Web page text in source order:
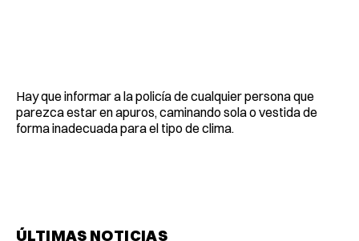
Hay que informar a la policía de cualquier persona que
parezca estar en apuros, caminando sola o vestida de
forma inadecuada para el tipo de clima.
ÚLTIMAS NOTICIAS